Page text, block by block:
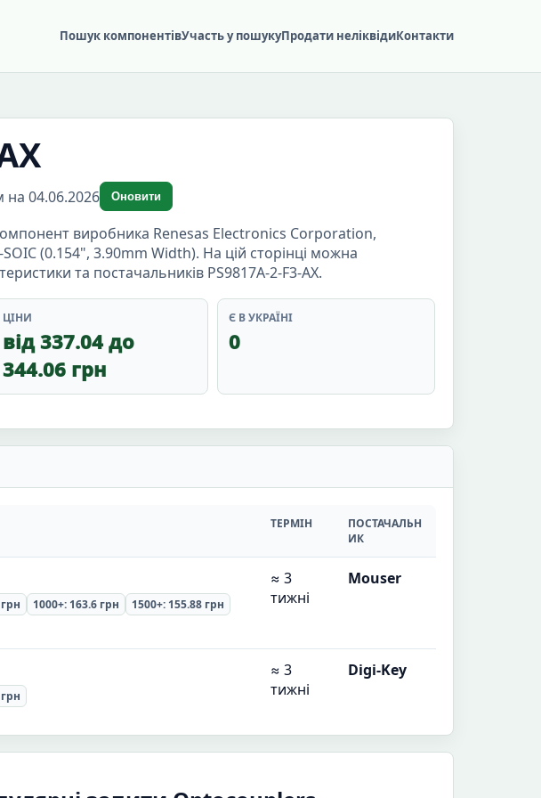
Пошук компонентівУчасть у пошукуПродати неліквідиКонтакти
на 04.06.2026 Оновити
виробника Renesas Electronics Corporation,
(0.154", 3.90mm Width). На цій сторінці можна
та постачальників PS9817A-2-F3-AX.
ЦІНИ
від 337.04 до
344.06 грн
Є В УКРАЇНІ
0
ТЕРМІН
ПОСТАЧАЛЬН
ИК
1000+: 163.6 грн
1500+: 155.88 грн
≈ 3
тижні
Mouser
≈ 3
тижні
Digi-Key